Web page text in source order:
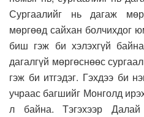
Сургаалийг нь дагаж
мөргөөд сайхан болчихдог
биш гэж би хэлэхгүй
дагалгүй мөргөснөөс
гэж би итгэдэг. Гэхдээ би
учраас багшийг Монголд
л байна. Тэгэхээр